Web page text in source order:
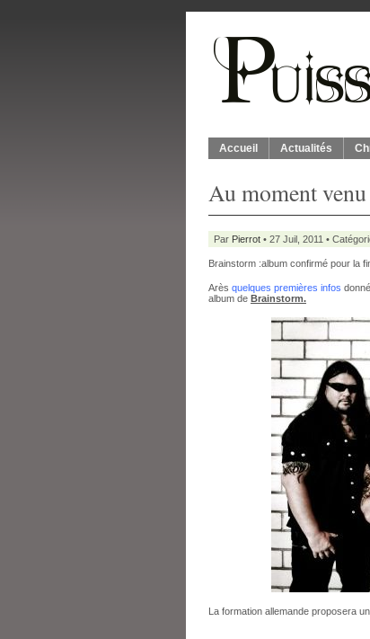
Accueil Actualités
Au moment
Par Pierrot • 27 Juil, 2011 •
Brainstorm :album confirmé pour la
Arès quelques premières infos
album de Brainstorm.
La formation allemande proposera